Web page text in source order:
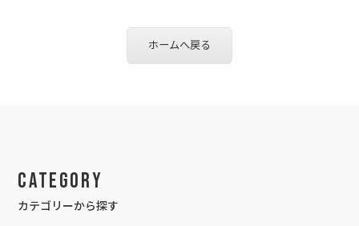
ホームへ戻る
Category
カテゴリーから探す